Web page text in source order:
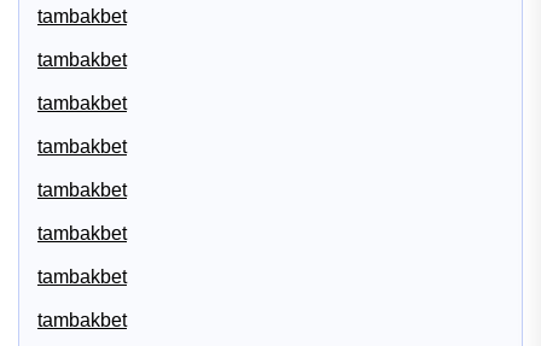
tambakbet
tambakbet
tambakbet
tambakbet
tambakbet
tambakbet
tambakbet
tambakbet